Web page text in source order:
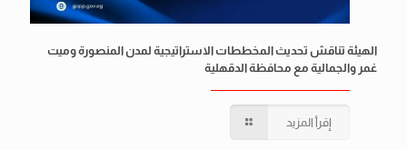
الهيئة تناقش تحديث المخططات الاستراتيجية لمدن المنصورة وميت
غمر والجمالية مع محافظة الدقهلية
إقرأ المزيد